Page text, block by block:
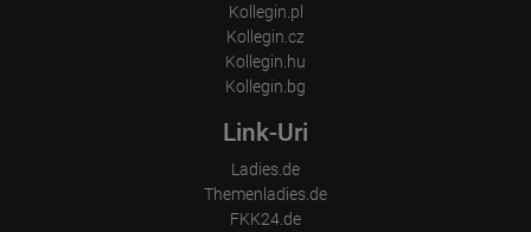
Kollegin.pl
Kollegin.cz
Kollegin.hu
Kollegin.bg
Link-Uri
Ladies.de
Themenladies.de
FKK24.de